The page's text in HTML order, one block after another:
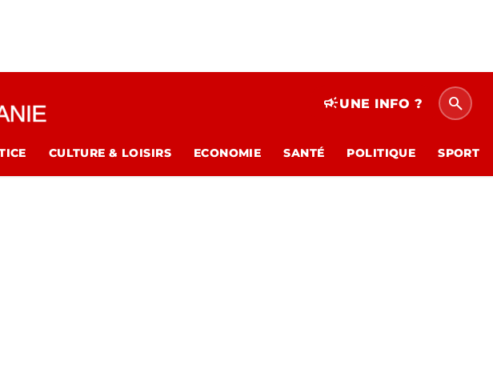
campaignUNE INFO ? search
CULTURE & LOISIRS ECONOMIE SANTÉ POLITIQUE SPORT